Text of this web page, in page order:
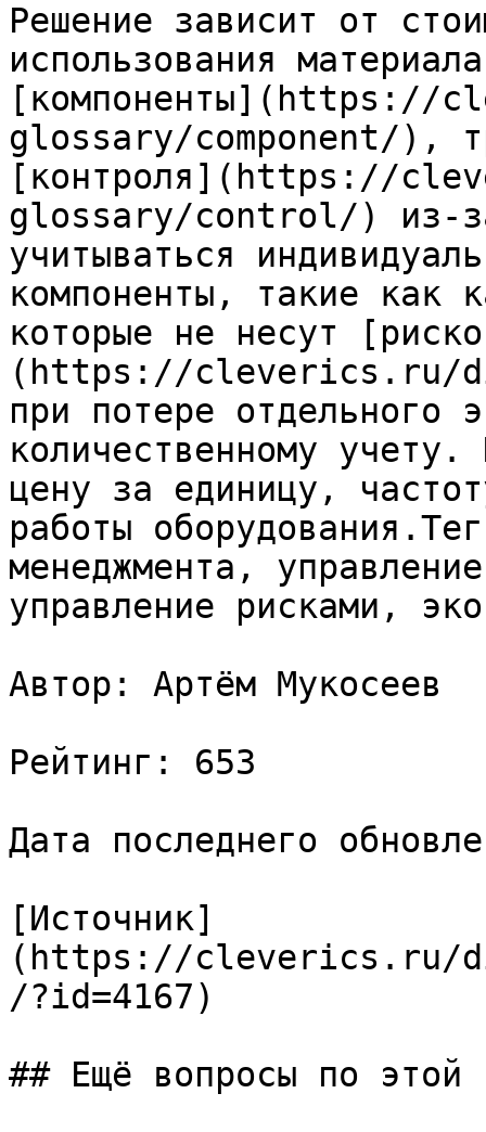
Решение зависит от
использования
glossary/component/),
[контроля](https://
glossary/control/) из-
учитываться
компоненты, такие как
которые не несут
(https://cleverics.ru/
при потере отдельного
количественному
цену за единицу,
работы
менеджмента,
управление рисками,
Автор: Артём Мукосеев
Рейтинг: 653
Дата последнего
[Источник]
(https://cleverics.ru/
/?id=4167)
## Ещё вопросы по этой